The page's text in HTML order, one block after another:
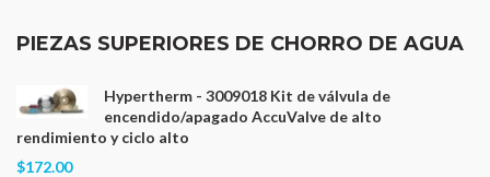
PIEZAS SUPERIORES DE CHORRO DE AGUA
Hypertherm - 3009018 Kit de válvula de
encendido/apagado AccuValve de alto
rendimiento y ciclo alto
$172.00